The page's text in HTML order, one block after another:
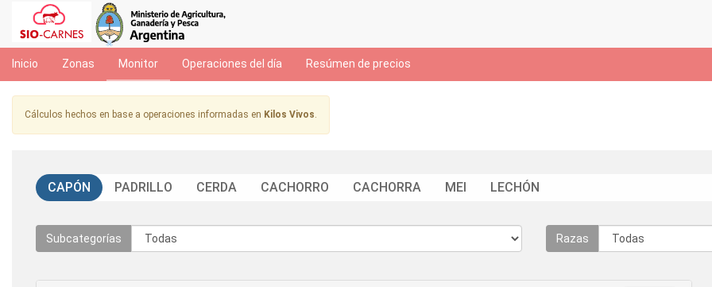
Inicio Zonas Monitor Operaciones del día Resúmen de precios
Cálculos hechos en base a operaciones informadas en Kilos Vivos.
CAPÓN PADRILLO CERDA CACHORRO CACHORRA MEI LECHÓN
Subcategorías Razas